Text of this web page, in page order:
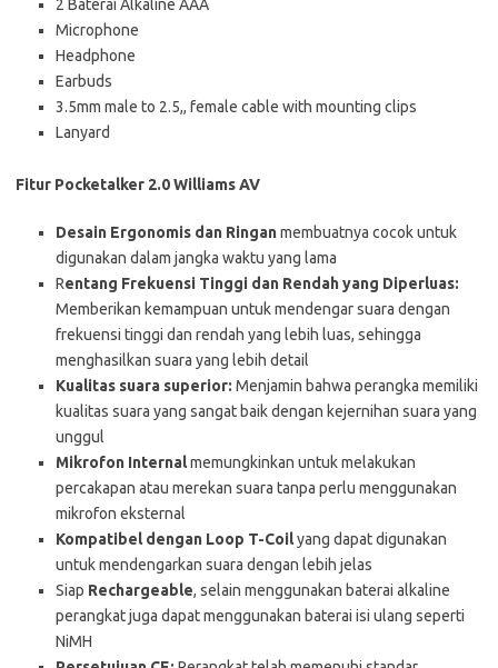
2 Baterai Alkaline AAA
Microphone
Headphone
Earbuds
3.5mm male to 2.5,, female cable with mounting clips
Lanyard
Fitur Pocketalker 2.0 Williams AV
Desain Ergonomis dan Ringanmembuatnya cocok untuk
digunakan dalam jangka waktu yang lama
Rentang Frekuensi Tinggi dan Rendah yang Diperluas:
Memberikan kemampuan untuk mendengar suara dengan
frekuensi tinggi dan rendah yang lebih luas, sehingga
menghasilkan suara yang lebih detail
Kualitas suara superior: Menjamin bahwa perangka memiliki
kualitas suara yang sangat baik dengan kejernihan suara yang
unggul
Mikrofon Internalmemungkinkan untuk melakukan
percakapan atau merekan suara tanpa perlu menggunakan
mikrofon eksternal
Kompatibel dengan Loop T-Coilyang dapat digunakan
untuk mendengarkan suara dengan lebih jelas
Siap Rechargeable, selain menggunakan baterai alkaline
perangkat juga dapat menggunakan baterai isi ulang seperti
NiMH